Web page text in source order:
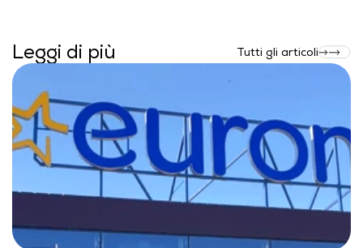
Leggi di più Tutti gli articoli